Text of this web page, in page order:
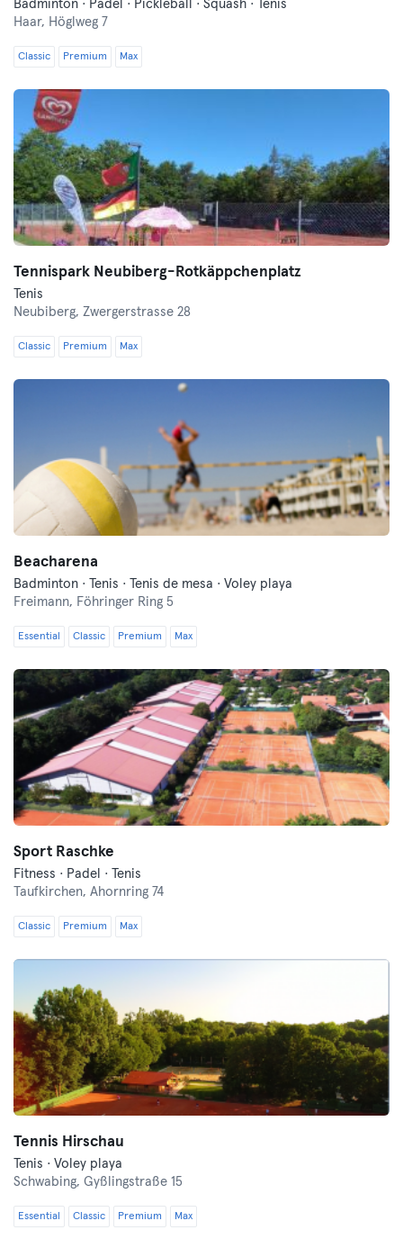
Badminton · Padel · Pickleball · Squash · Tenis
Haar, Höglweg 7
Classic Premium Max
Tennispark Neubiberg-Rotkäppchenplatz
Tenis
Neubiberg, Zwergerstrasse 28
Classic Premium Max
Beacharena
Badminton · Tenis · Tenis de mesa · Voley playa
Freimann, Föhringer Ring 5
Essential Classic Premium Max
Sport Raschke
Fitness · Padel · Tenis
Taufkirchen, Ahornring 74
Classic Premium Max
Tennis Hirschau
Tenis · Voley playa
Schwabing, Gyßlingstraße 15
Essential Classic Premium Max